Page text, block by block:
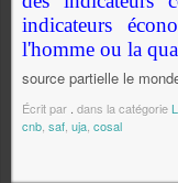
indicateurs
l'homme ou la
source partielle le
Écrit par dans la catégorie
cnb saf uja cosal